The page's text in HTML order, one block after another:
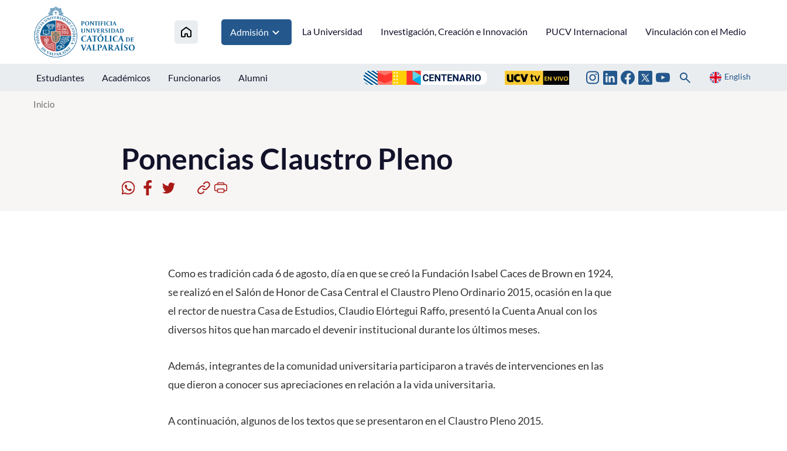
Click acá para ir directamente al contenido
Admisión La Universidad Investigación, Creación e Innovación PUCV Internacional Vinculación con el Medio
Estudiantes Académicos Funcionarios Alumni English
Inicio
Ponencias Claustro Pleno
Como es tradición cada 6 de agosto, día en que se creó la Fundación Isabel Caces de Brown en 1924,
se realizó en el Salón de Honor de Casa Central el Claustro Pleno Ordinario 2015, ocasión en la que
el rector de nuestra Casa de Estudios, Claudio Elórtegui Raffo, presentó la Cuenta Anual con los
diversos hitos que han marcado el devenir institucional durante los últimos meses.
Además, integrantes de la comunidad universitaria participaron a través de intervenciones en las
que dieron a conocer sus apreciaciones en relación a la vida universitaria.
A continuación, algunos de los textos que se presentaron en el Claustro Pleno 2015.